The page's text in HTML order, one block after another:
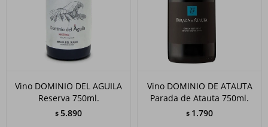
Vino DOMINIO DEL AGUILA
Reserva 750ml.
$ 5.890
Vino DOMINIO DE ATAUTA
Parada de Atauta 750ml.
$ 1.790